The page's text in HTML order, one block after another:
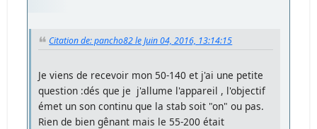
Citation de: pancho82 le Juin 04, 2016, 13:14:15
Je viens de recevoir mon 50-140 et j'ai une petite
question :dés que je j'allume l'appareil , l'objectif
émet un son continu que la stab soit "on" ou pas.
Rien de bien gênant mais le 55-200 était